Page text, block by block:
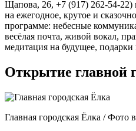
Щапова, 26, +7 (917) 262-54-
на ежегодное, крутое и
программе: небесные
весёлая почта, живой вокал,
медитация на будущее,
Открытие главной
Главная городская Ёлка / Фото